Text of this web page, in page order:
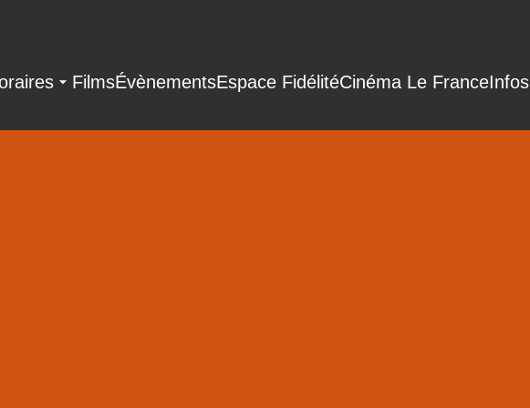
FilmsÉvènementsEspace FidélitéCinéma Le FranceInfos